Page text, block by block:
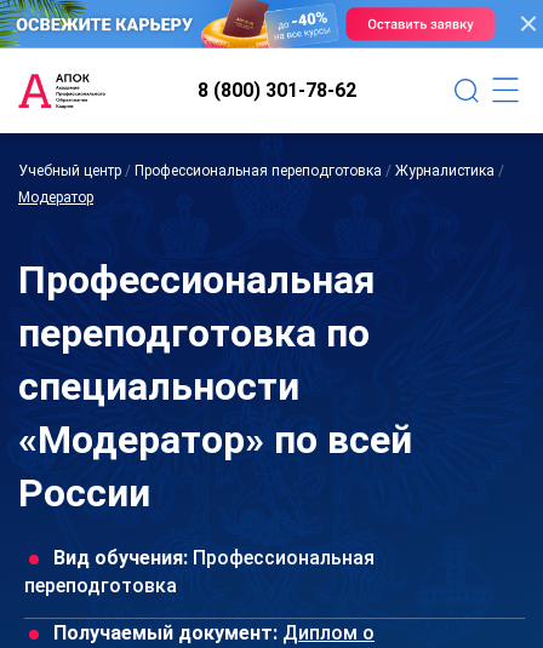
8 (800) 301-78-62
Учебный центр / Профессиональная переподготовка / Журналистика /
Модератор
Профессиональная
переподготовка по
специальности
«Модератор» по всей
России
Вид обучения: Профессиональная
переподготовка
Получаемый документ: Диплом о